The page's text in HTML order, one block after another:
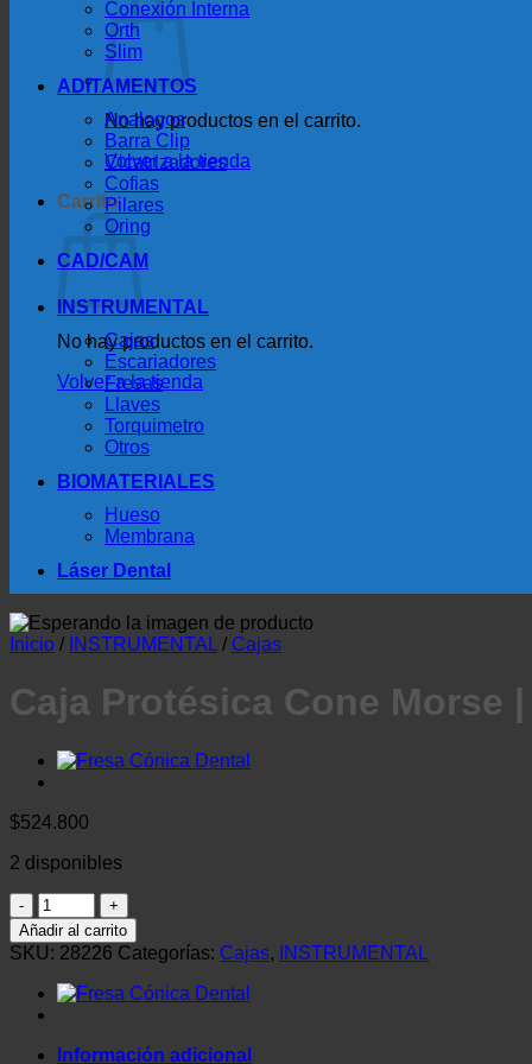
No hay productos en el carrito.
Volver a la tienda
Carrito
No hay productos en el carrito.
Volver a la tienda
Conexión Interna
Orth
Slim
ADITAMENTOS
Analogos
Barra Clip
Cicatrizadores
Cofias
Pilares
Oring
CAD/CAM
INSTRUMENTAL
Cajas
Escariadores
Fresas
Llaves
Torquimetro
Otros
BIOMATERIALES
Hueso
Membrana
Láser Dental
Inicio / INSTRUMENTAL / Cajas
Caja Protésica Cone Morse
$524.800
2 disponibles
Caja
Protésica
Cone
Morse
|
Implacil
Añadir al carrito
SKU: 28226 Categorías: Cajas, INSTRUMENTAL
Información adicional